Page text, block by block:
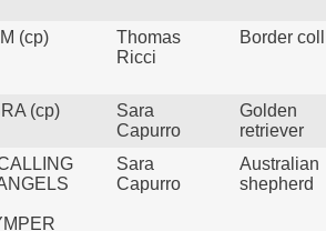
(cp)
Thomas
Ricci
Border
(cp)
Sara
Capurro
Golden
retriever
Sara
Capurro
Australian
shepherd